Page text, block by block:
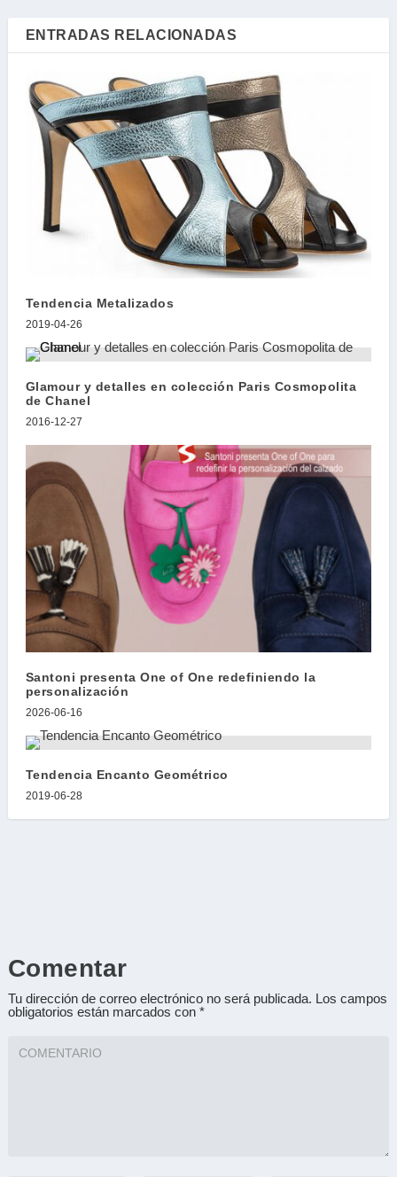
ENTRADAS RELACIONADAS
Tendencia Metalizados
2019-04-26
Glamour y detalles en colección Paris Cosmopolita
de Chanel
2016-12-27
Santoni presenta One of One redefiniendo la
personalización
2026-06-16
Tendencia Encanto Geométrico
2019-06-28
Comentar
Tu dirección de correo electrónico no será publicada. Los campos
obligatorios están marcados con *